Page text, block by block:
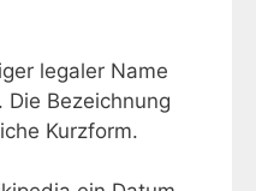
legaler Name
. Die Bezeichnung
Kurzform.